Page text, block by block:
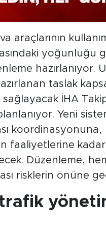
araçlarının
yoğunluğu
hazırlanıyor.
taslak
İHA
Yeni
faaliyetlerine
Düzenleme,
risklerin önüne